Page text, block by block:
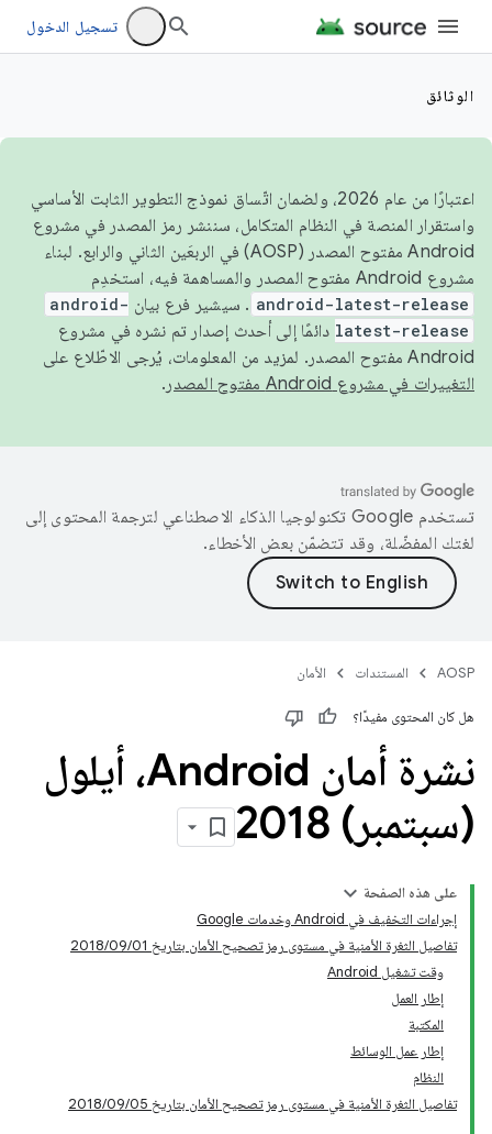
تسجيل الدخول
الوثائق
اعتبارًا من عام 2026، ولضمان اتّساق نموذج التطوير الثابت الأساسي
واستقرار المنصة في النظام المتكامل، سننشر رمز المصدر في مشروع
Android مفتوح المصدر (AOSP) في الربعَين الثاني والرابع. لبناء
مشروع Android مفتوح المصدر والمساهمة فيه، استخدِم
android-latest-release . سيشير فرع بيان android-
latest-release دائمًا إلى أحدث إصدار تم نشره في مشروع
Android مفتوح المصدر. لمزيد من المعلومات، يُرجى الاطّلاع على
التغييرات في مشروع Android مفتوح المصدر
.
تستخدم Google تكنولوجيا الذكاء الاصطناعي لترجمة المحتوى إلى
لغتك المفضّلة، وقد تتضمّن بعض الأخطاء.
AOSP المستندات الأمان
هل كان المحتوى مفيدًا؟
نشرة أمان Android، أيلول
(سبتمبر) 2018
على هذه الصفحة
إجراءات التخفيف في Android وخدمات Google
تفاصيل الثغرة الأمنية في مستوى رمز تصحيح الأمان بتاريخ 01‏/09‏/2018
وقت تشغيل Android
إطار العمل
المكتبة
إطار عمل الوسائط
النظام
تفاصيل الثغرة الأمنية في مستوى رمز تصحيح الأمان بتاريخ 05‏/09‏/2018